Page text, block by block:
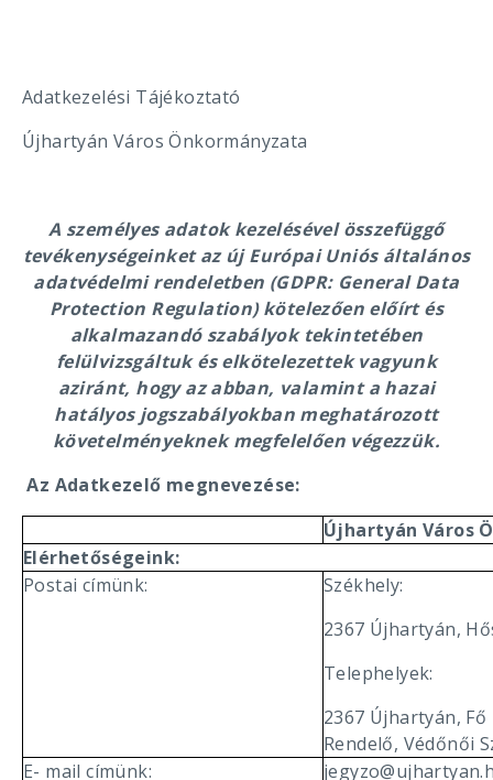
Adatkezelési Tájékoztató
Újhartyán Város Önkormányzata
A személyes adatok kezelésével összefüggő
tevékenységeinket az új Európai Uniós általános
adatvédelmi rendeletben (GDPR: General Data
Protection Regulation) kötelezően előírt és
alkalmazandó szabályok tekintetében
felülvizsgáltuk és elkötelezettek vagyunk
aziránt, hogy az abban, valamint a hazai
hatályos jogszabályokban meghatározott
követelményeknek megfelelően végezzük.
Az Adatkezelő megnevezése:
Újhartyán Város
Elérhetőségeink:
Postai címünk:
Székhely:
2367 Újhartyán,
Telephelyek:
2367 Újhartyán,
Rendelő, Védőnői
E- mail címünk: